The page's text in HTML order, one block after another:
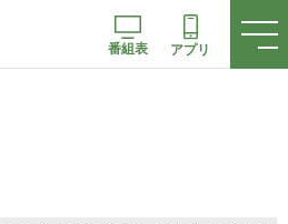
番組表 アプリ